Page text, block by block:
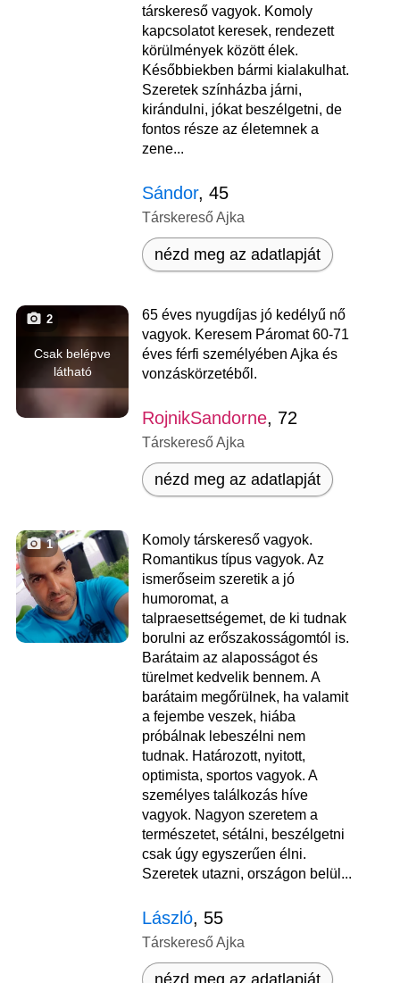
társkereső vagyok. Komoly
kapcsolatot keresek, rendezett
körülmények között élek.
Későbbiekben bármi kialakulhat.
Szeretek színházba járni,
kirándulni, jókat beszélgetni, de
fontos része az életemnek a
zene...
Sándor, 45
Társkereső Ajka
nézd meg az adatlapját
Csak belépve
látható
2
65 éves nyugdíjas jó kedélyű nő
vagyok. Keresem Páromat 60-71
éves férfi személyében Ajka és
vonzáskörzetéből.
RojnikSandorne, 72
Társkereső Ajka
nézd meg az adatlapját
1
Komoly társkereső vagyok.
Romantikus típus vagyok. Az
ismerőseim szeretik a jó
humoromat, a
talpraesettségemet, de ki tudnak
borulni az erőszakosságomtól is.
Barátaim az alaposságot és
türelmet kedvelik bennem. A
barátaim megőrülnek, ha valamit
a fejembe veszek, hiába
próbálnak lebeszélni nem
tudnak. Határozott, nyitott,
optimista, sportos vagyok. A
személyes találkozás híve
vagyok. Nagyon szeretem a
természetet, sétálni, beszélgetni
csak úgy egyszerűen élni.
Szeretek utazni, országon belül...
László, 55
Társkereső Ajka
nézd meg az adatlapját